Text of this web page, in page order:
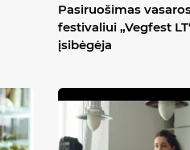
Pasiruošimas
festivaliui „Vegfest
įsibėgėja